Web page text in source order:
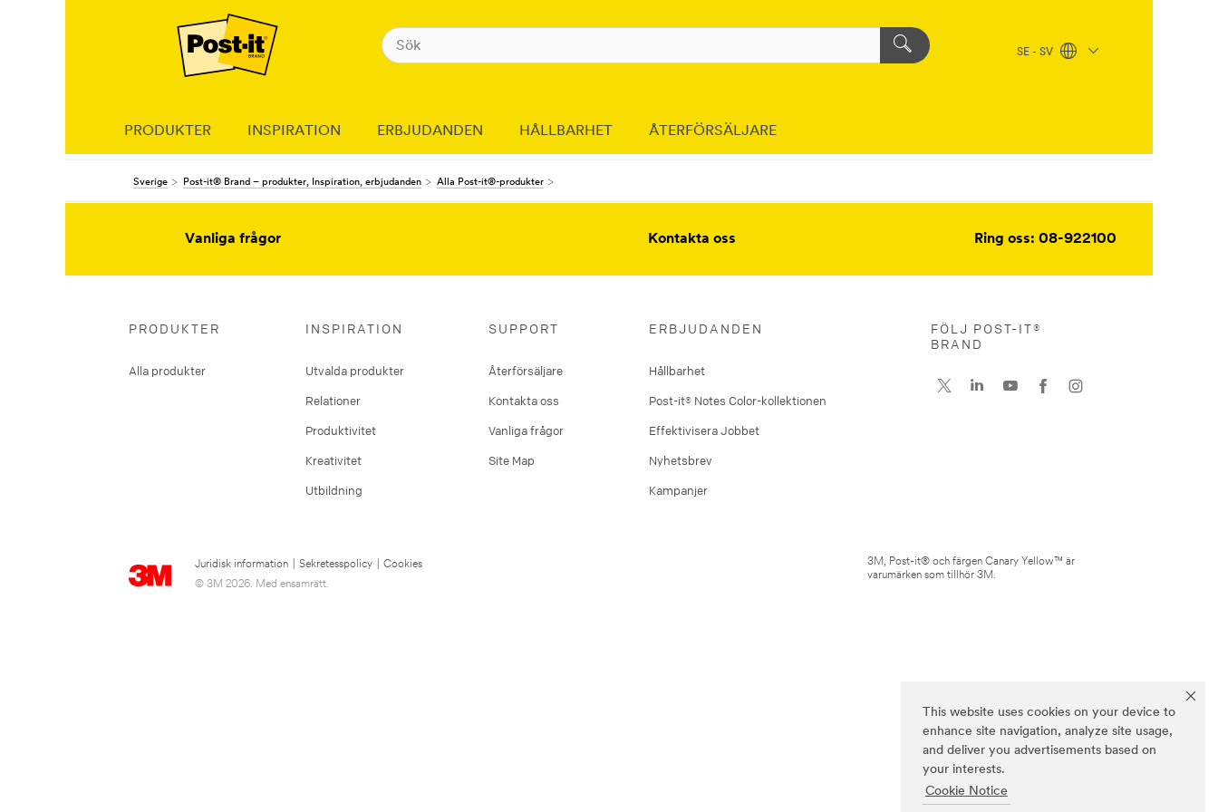
This website uses cookies on your device to
enhance site navigation, analyze site usage,
and deliver you advertisements based on
your interests.
Cookie Notice
SE - SV
PRODUKTER INSPIRATION ERBJUDANDEN HÅLLBARHET ÅTERFÖRSÄLJARE
Sverige Post-it® Brand – produkter, Inspiration, erbjudanden Alla Post-it®-produkter
Vanliga frågor Kontakta oss Ring oss: 08-922100
PRODUKTER
Alla produkter
INSPIRATION
Utvalda produkter
Relationer
Produktivitet
Kreativitet
Utbildning
SUPPORT
Återförsäljare
Kontakta oss
Vanliga frågor
Site Map
ERBJUDANDEN
Hållbarhet
Post-it® Notes Color-kollektionen
Effektivisera Jobbet
Nyhetsbrev
Kampanjer
Juridisk information Sekretesspolicy
Cookies
© 3M 2026. Med ensamrätt.
FÖLJ POST-IT®
BRAND
3M, Post-it® och färgen Canary Yellow™ är
varumärken som tillhör 3M.